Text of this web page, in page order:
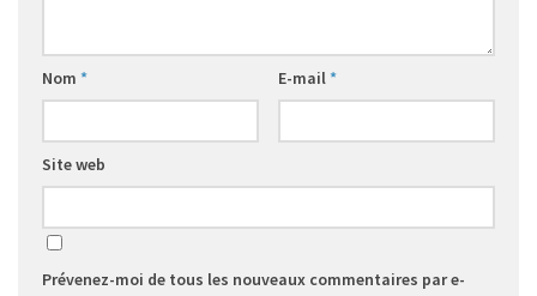
Nom * E-mail*
Site web
Prévenez-moi de tous les nouveaux commentaires par e-